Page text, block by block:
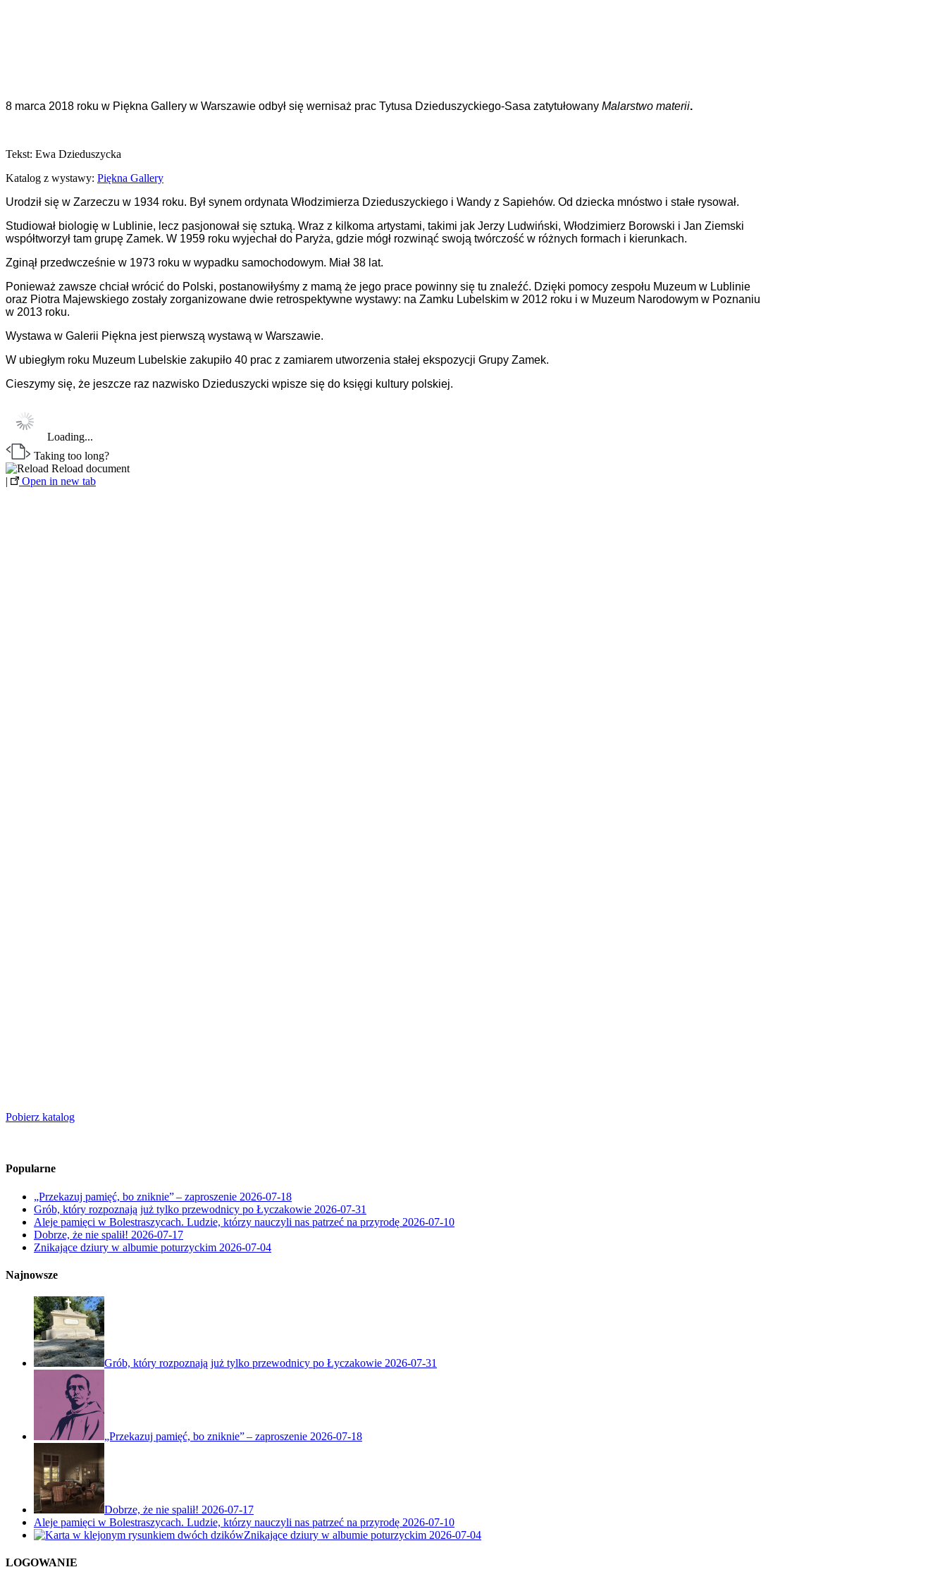
8 marca 2018 roku w Piękna Gallery w Warszawie odbył się wernisaż prac Tytusa Dzieduszyckiego-Sasa zatytułowany Malarstwo materii.
Tekst: Ewa Dzieduszycka
Katalog z wystawy: Piękna Gallery
Urodził się w Zarzeczu w 1934 roku. Był synem ordynata Włodzimierza Dzieduszyckiego i Wandy z Sapiehów. Od dziecka mnóstwo i stałe rysował.
Studiował biologię w Lublinie, lecz pasjonował się sztuką. Wraz z kilkoma artystami, takimi jak Jerzy Ludwiński, Włodzimierz Borowski i Jan Ziemski
współtworzył tam grupę Zamek. W 1959 roku wyjechał do Paryża, gdzie mógł rozwinąć swoją twórczość w różnych formach i kierunkach.
Zginął przedwcześnie w 1973 roku w wypadku samochodowym. Miał 38 lat.
Ponieważ zawsze chciał wrócić do Polski, postanowiłyśmy z mamą że jego prace powinny się tu znaleźć. Dzięki pomocy zespołu Muzeum w Lublinie
oraz Piotra Majewskiego zostały zorganizowane dwie retrospektywne wystawy: na Zamku Lubelskim w 2012 roku i w Muzeum Narodowym w Poznaniu
w 2013 roku.
Wystawa w Galerii Piękna jest pierwszą wystawą w Warszawie.
W ubiegłym roku Muzeum Lubelskie zakupiło 40 prac z zamiarem utworzenia stałej ekspozycji Grupy Zamek.
Cieszymy się, że jeszcze raz nazwisko Dzieduszycki wpisze się do księgi kultury polskiej.
Loading...
Taking too long?
Reload document
|
Open in new tab
Pobierz katalog
Popularne
„Przekazuj pamięć, bo zniknie” – zaproszenie 2026-07-18
Grób, który rozpoznają już tylko przewodnicy po Łyczakowie 2026-07-31
Aleje pamięci w Bolestraszycach. Ludzie, którzy nauczyli nas patrzeć na przyrodę 2026-07-10
Dobrze, że nie spalił! 2026-07-17
Znikające dziury w albumie poturzyckim 2026-07-04
Najnowsze
Grób, który rozpoznają już tylko przewodnicy po Łyczakowie 2026-07-31
„Przekazuj pamięć, bo zniknie” – zaproszenie 2026-07-18
Dobrze, że nie spalił! 2026-07-17
Aleje pamięci w Bolestraszycach. Ludzie, którzy nauczyli nas patrzeć na przyrodę 2026-07-10
Znikające dziury w albumie poturzyckim 2026-07-04
LOGOWANIE